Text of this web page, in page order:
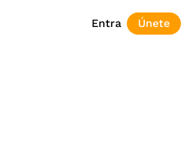
Entra Únete